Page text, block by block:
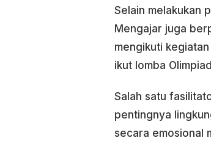
Selain melakukan
Mengajar juga
mengikuti
ikut lomba
Salah satu
pentingnya
secara emosional